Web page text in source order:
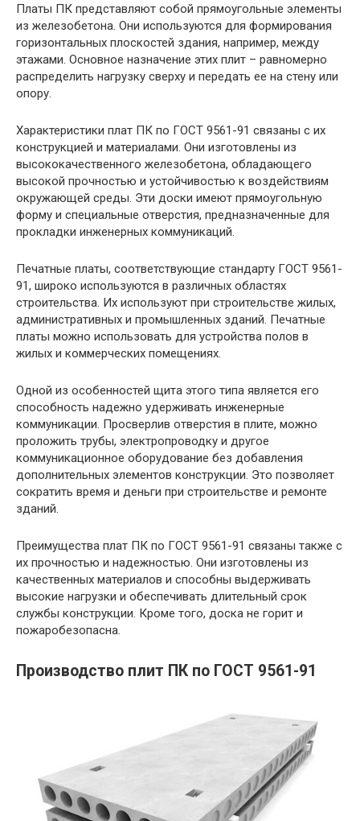
Платы ПК представляют собой прямоугольные элементы
из железобетона. Они используются для формирования
горизонтальных плоскостей здания, например, между
этажами. Основное назначение этих плит – равномерно
распределить нагрузку сверху и передать ее на стену или
опору.
Характеристики плат ПК по ГОСТ 9561-91 связаны с их
конструкцией и материалами. Они изготовлены из
высококачественного железобетона, обладающего
высокой прочностью и устойчивостью к воздействиям
окружающей среды. Эти доски имеют прямоугольную
форму и специальные отверстия, предназначенные для
прокладки инженерных коммуникаций.
Печатные платы, соответствующие стандарту ГОСТ 9561-
91, широко используются в различных областях
строительства. Их используют при строительстве жилых,
административных и промышленных зданий. Печатные
платы можно использовать для устройства полов в
жилых и коммерческих помещениях.
Одной из особенностей щита этого типа является его
способность надежно удерживать инженерные
коммуникации. Просверлив отверстия в плите, можно
проложить трубы, электропроводку и другое
коммуникационное оборудование без добавления
дополнительных элементов конструкции. Это позволяет
сократить время и деньги при строительстве и ремонте
зданий.
Преимущества плат ПК по ГОСТ 9561-91 связаны также с
их прочностью и надежностью. Они изготовлены из
качественных материалов и способны выдерживать
высокие нагрузки и обеспечивать длительный срок
службы конструкции. Кроме того, доска не горит и
пожаробезопасна.
Производство плит ПК по ГОСТ 9561-91